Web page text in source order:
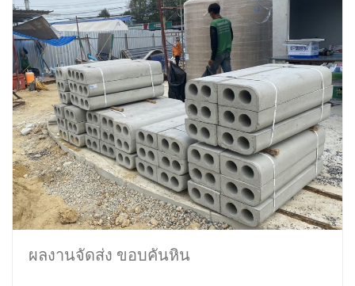
ผลงานจัดส่ง ขอบคันหิน